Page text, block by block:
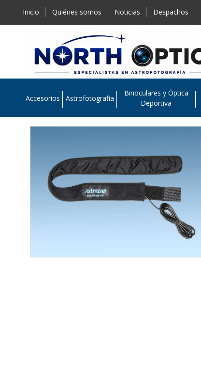
Inicio Quiénes somos Noticias Despachos
Accesorios Astrofotografia
Binoculares y Óptica
Deportiva